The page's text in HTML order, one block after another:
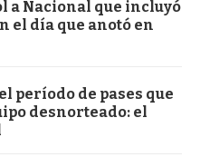
a Nacional que incluyó
el día que anotó en
período de pases que
desnorteado: el